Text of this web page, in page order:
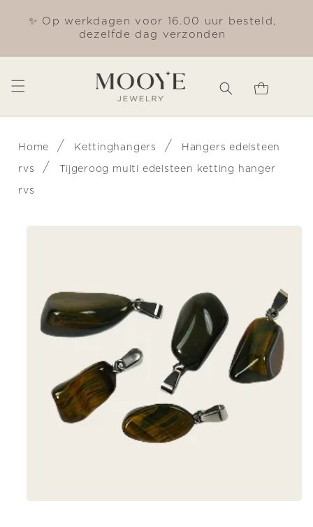
naar de
✨ Op werkdagen voor 16.00 uur besteld,
dezelfde dag verzonden
Winkelwagen
Home / Kettinghangers / Hangers edelsteen
rvs /Tijgeroog multi edelsteen ketting hanger
rvs